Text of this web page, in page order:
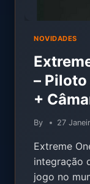
NOVIDADES
–
+
By 27
Extreme
integração
jogo no